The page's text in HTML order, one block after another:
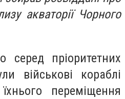
акваторії Чорного
пріоритетних
військові кораблі
переміщення